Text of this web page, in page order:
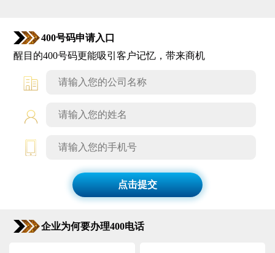
400号码申请入口
醒目的400号码更能吸引客户记忆，带来商机
点击提交
企业为何要办理400电话